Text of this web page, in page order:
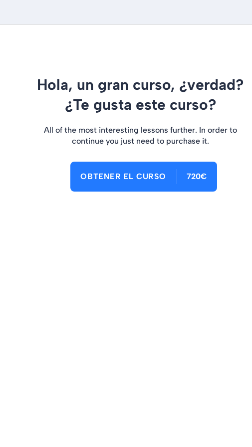
Hola, un gran curso, ¿verdad?
¿Te gusta este curso?
All of the most interesting lessons further. In order to
continue you just need to purchase it.
OBTENER EL CURSO 720€